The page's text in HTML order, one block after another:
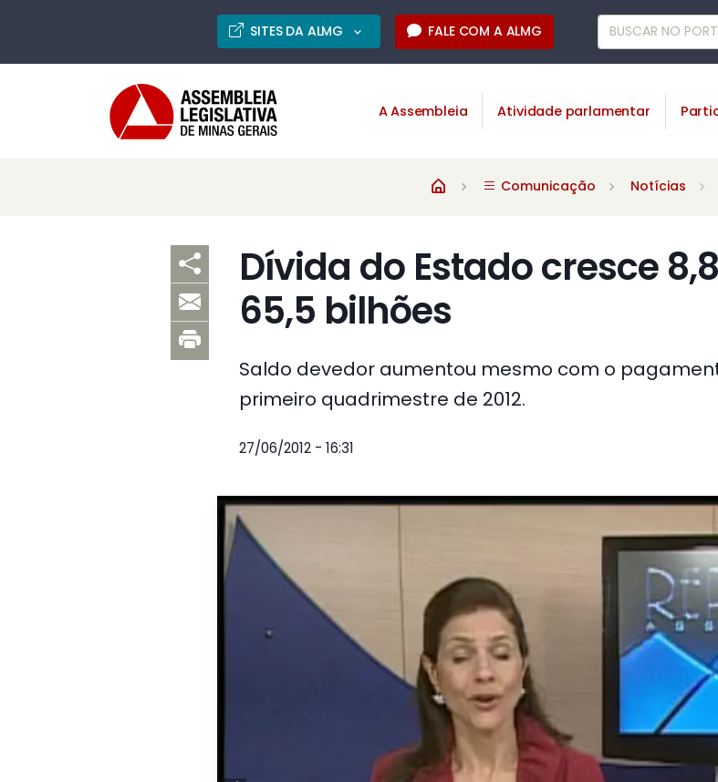
SITES DA ALMG FALE COM A ALMG
A Assembleia Atividade parlamentar
Comunicação Notícias
Dívida do Estado cresce
65,5 bilhões
Saldo devedor aumentou mesmo com o
primeiro quadrimestre de 2012.
27/06/2012 - 16:31